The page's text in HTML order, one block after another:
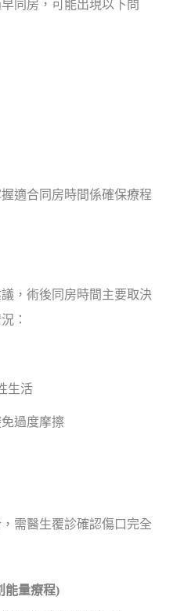
同房，可能出現以下問
適合同房時間係確保療程
，術後同房時間主要取決
：
生活
過度摩擦
需醫生覆診確認傷口完全
能量療程)